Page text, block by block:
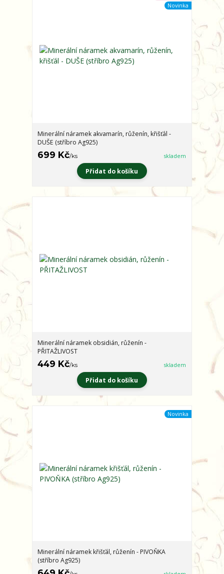
Novinka
Minerální náramek akvamarín, růženín, křišťál -
DUŠE (stříbro Ag925)
699 Kč/ks skladem
Přidat do košíku
Minerální náramek obsidián, růženín -
PŘITAŽLIVOST
449 Kč/ks skladem
Přidat do košíku
Novinka
Minerální náramek křišťál, růženín - PIVOŇKA
(stříbro Ag925)